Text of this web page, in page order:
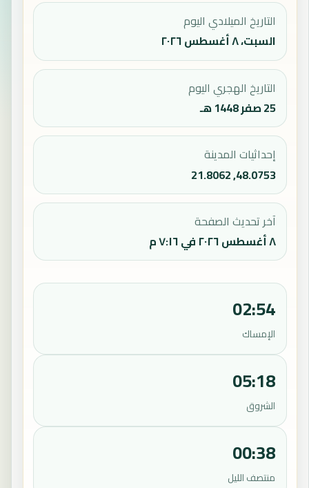
التاريخ الميلادي اليوم
السبت، ٨ أغسطس ٢٠٢٦
التاريخ الهجري اليوم
25 صفر 1448 هـ
إحداثيات المدينة
48.0753, 21.8062
آخر تحديث الصفحة
٨ أغسطس ٢٠٢٦ في ٧:١٦ م
02:54
الإمساك
05:18
الشروق
00:38
منتصف الليل